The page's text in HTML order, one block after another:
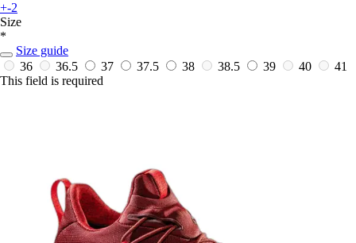
+-2
Size
*
Size guide
36
36.5 37 37.5 38 38.5 39 40
41
This field is required